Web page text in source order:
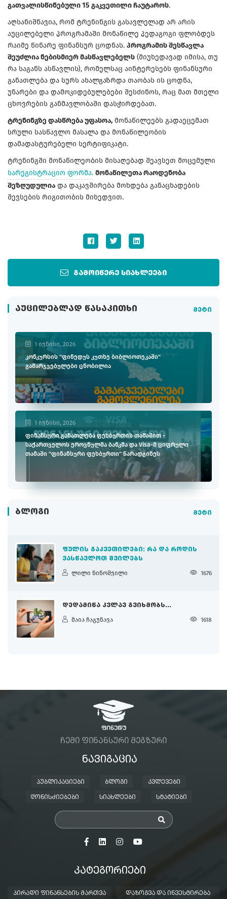
გამოიწერე სიახლეები
ᲐᲣᲪᲘᲚᲔᲑᲚᲐᲓ ᲬᲐᲡᲐᲙᲘᲗᲮᲘ მეტი
1 ივნისი, 2026
კონკურსის "ფინედუს კუთხე ბიბლიოთეკაში"
გამარჯვებულები ცნობილია
1 ივნისი, 2026
ფინანსური განათლება ფეხბურთის თამაშით -
საქართველოს ეროვნულმა ბანკმა და Visa-მ ციფრული
თამაში "ფინანსური ფეხბურთი" წარადგინეს
ᲑᲚᲝᲒᲘ მეტი
ᲤᲣᲚᲘᲡ ᲒᲐᲙᲕᲔᲗᲘᲚᲔᲑᲘ: ᲠᲐ ᲓᲐ ᲠᲝᲓᲘᲡ
ᲕᲐᲡᲬᲐᲕᲚᲝᲗ ᲨᲕᲘᲚᲔᲑᲡ
ლილი ნინოშვილი 1676
ᲓᲔᲓᲐᲛᲘᲬᲐ ᲙᲕᲚᲐᲕ ᲒᲕᲘᲮᲛᲝᲑᲡ...
მაია ჩაგუნავა 1618
გათვალისწინებული 15 გაკვეთილი ჩაუტაროს.
აღსანიშნავია, რომ ტრენინგის გასავლელად არ არის
აუცილებელი პროგრამაში მონაწილე პედაგოგი ფლობდეს
რაიმე წინარე ფინანსურ ცოდნას. პროგრამის შესწავლა
შეუძლია ნებისმიერ მასწავლებელს (მიუხედავად იმისა, თუ
რა საგანს ასწავლის), რომელსაც აინტერესებს ფინანსური
განათლება და სურს ახალგაზრდა თაობას ის ცოდნა,
უნარები და დამოკიდებულებები შესძინოს, რაც მათ მთელი
ცხოვრების განმავლობაში დასჭირდებათ.
ტრენინგზე დასწრება უფასოა, მონაწილეებს გადაეცემათ
სრული სასწავლო მასალა და მონაწილეობის
დამადასტურებელი სერტიფიკატი.
ტრენინგში მონაწილეობის მისაღებად შეავსეთ მოცემული
სარეგისტრაციო ფორმა. მონაწილეთა რაოდენობა
შეზღუდულია და დაკავშირება მოხდება განაცხადების
შევსების რიგითობის მიხედვით.
ᲩᲔᲛᲘ ᲤᲘᲜᲐᲜᲡᲣᲠᲘ ᲛᲔᲒᲖᲣᲠᲘ
ᲜᲐᲕᲘᲒᲐᲪᲘᲐ
ᲞᲣᲑᲚᲘᲙᲐᲪᲘᲔᲑᲘ ᲑᲚᲝᲒᲘ ᲙᲕᲚᲔᲕᲔᲑᲘ
ᲦᲝᲜᲘᲡᲫᲘᲔᲑᲔᲑᲘ ᲡᲘᲐᲮᲚᲔᲔᲑᲘ ᲡᲢᲐᲢᲘᲔᲑᲘ
ᲙᲐᲢᲔᲒᲝᲠᲘᲔᲑᲘ
ᲞᲘᲠᲐᲓᲘ ᲤᲘᲜᲐᲜᲡᲔᲑᲘᲡ ᲛᲐᲠᲗᲕᲐ ᲓᲐᲖᲝᲒᲕᲐ ᲓᲐ ᲘᲜᲕᲔᲡᲢᲘᲠᲔᲑᲐ